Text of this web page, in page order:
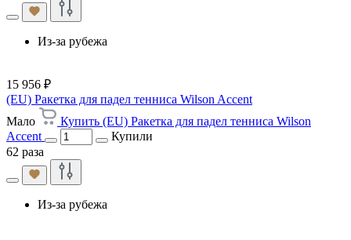
Из-за рубежа
15 956 ₽
(EU) Ракетка для падел тенниса Wilson Accent
Мало
Купить (EU) Ракетка для падел тенниса Wilson
Accent
Купили
62 раза
Из-за рубежа